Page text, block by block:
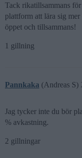
Tack rikatillsammans
plattform att lära sig
öppet och tillsammans!
1 gillning
Pannkaka (Andreas S)
Jag tycker inte du bör
% avkastning.
2 gillningar